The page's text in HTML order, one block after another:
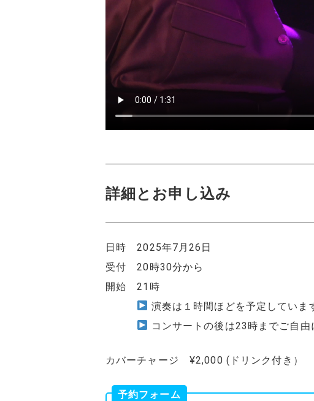
詳細とお申し込み
日時 2025年7月26日
受付 20時30分から
開始 21時
演奏は１時間ほどを予定していま
コンサートの後は23時までご自
カバーチャージ ¥2,000 (ドリンク付き）
予約フォーム